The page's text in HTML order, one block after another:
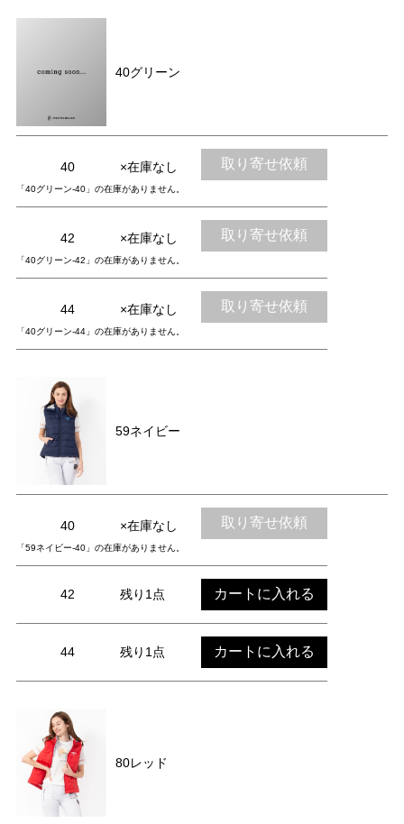
40グリーン
40 ×在庫なし 取り寄せ依頼
「40グリーン-40」の在庫がありません。
42 ×在庫なし 取り寄せ依頼
「40グリーン-42」の在庫がありません。
44 ×在庫なし 取り寄せ依頼
「40グリーン-44」の在庫がありません。
59ネイビー
40 ×在庫なし 取り寄せ依頼
「59ネイビー-40」の在庫がありません。
42 残り1点 カートに入れる
44 残り1点 カートに入れる
80レッド